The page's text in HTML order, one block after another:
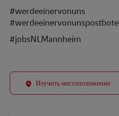
#werdeeinervonuns
#werdeeinervonunspostbote
#jobsNLMannheim
Изучить местоположение